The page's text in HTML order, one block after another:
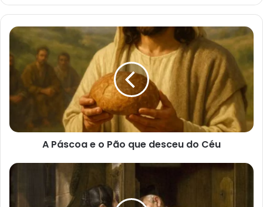
email
A
Páscoa
e
Pão
que
desceu
Céu
A Páscoa e o Pão que desceu do Céu
Confissões: